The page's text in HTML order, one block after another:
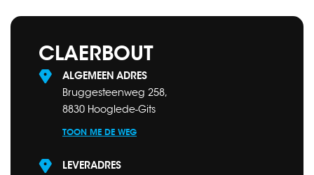
CLAERBOUT
ALGEMEEN ADRES
Bruggesteenweg 258,
8830 Hooglede-Gits
TOON ME DE WEG
LEVERADRES